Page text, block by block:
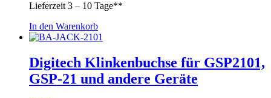
Lieferzeit 3 – 10 Tage**
In den Warenkorb
Digitech Klinkenbuchse für GSP2101,
GSP-21 und andere Geräte